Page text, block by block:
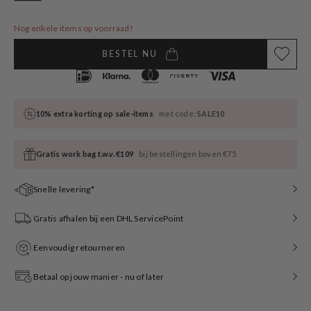
unavailable
Nog enkele items op voorraad!
BESTEL NU
10% extra korting op sale-items met code:SALE10
Gratis work bag t.w.v. €109 bij bestellingen boven €75
Snelle levering*
Gratis afhalen bij een DHL ServicePoint
Eenvoudig retourneren
Betaal op jouw manier - nu of later